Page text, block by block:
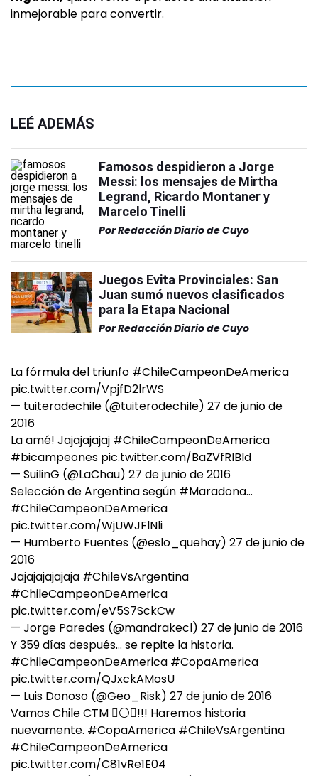
inmejorable para convertir.
LEÉ ADEMÁS
Famosos despidieron a Jorge
Messi: los mensajes de Mirtha
Legrand, Ricardo Montaner y
Marcelo Tinelli
PorRedacción Diario de Cuyo
Juegos Evita Provinciales: San
Juan sumó nuevos clasificados
para la Etapa Nacional
PorRedacción Diario de Cuyo
La fórmula del triunfo #ChileCampeonDeAmerica
pic.twitter.com/VpjfD2lrWS
— tuiteradechile (@tuiterodechile) 27 de junio de
2016
La amé! Jajajajajaj #ChileCampeonDeAmerica
#bicampeones pic.twitter.com/BaZVfRIBld
— SuilinG (@LaChau) 27 de junio de 2016
Selección de Argentina según #Maradona…
#ChileCampeonDeAmerica
pic.twitter.com/WjUWJFlNli
— Humberto Fuentes (@eslo_quehay) 27 de junio de
2016
Jajajajajajaja #ChileVsArgentina
#ChileCampeonDeAmerica
pic.twitter.com/eV5S7SckCw
— Jorge Paredes (@mandrakecl) 27 de junio de 2016
Y 359 días después… se repite la historia.
#ChileCampeonDeAmerica #CopaAmerica
pic.twitter.com/QJxckAMosU
— Luis Donoso (@Geo_Risk) 27 de junio de 2016
Vamos Chile CTM ⚪!!! Haremos historia
nuevamente. #CopaAmerica #ChileVsArgentina
#ChileCampeonDeAmerica
pic.twitter.com/C81vRe1E04